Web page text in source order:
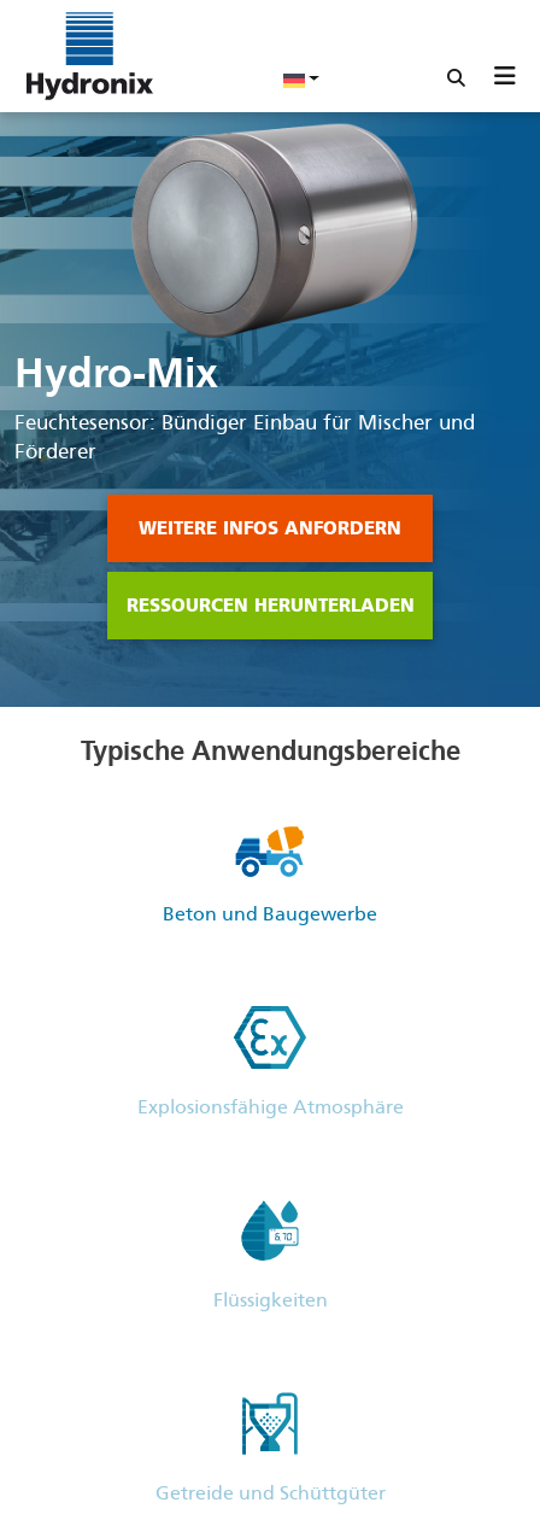
Hydro-Mix
Feuchtesensor: Bündiger Einbau für Mischer und
Förderer
WEITERE INFOS ANFORDERN
RESSOURCEN HERUNTERLADEN
Typische Anwendungsbereiche
Beton und Baugewerbe
Explosionsfähige Atmosphäre
Flüssigkeiten
Getreide und Schüttgüter